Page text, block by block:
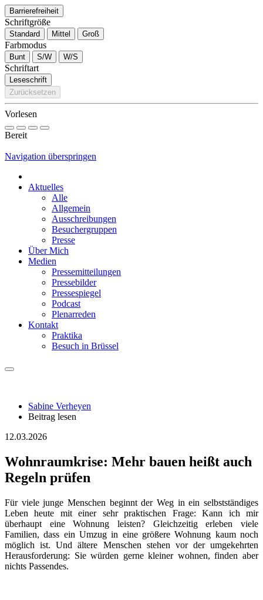
Barrierefreiheit
Schriftgröße
Standard Mittel Groß
Farbmodus
Bunt S/W W/S
Schriftart
Leseschrift
Zurücksetzen
Vorlesen
Bereit
Navigation überspringen
Aktuelles
Alle
Allgemein
Ausschreibungen
Besuchergruppen
Presse
Über Mich
Medien
Pressemitteilungen
Pressebilder
Pressespiegel
Podcast
Plenarreden
Kontakt
Praktika
Besuch in Brüssel
Sabine Verheyen
Beitrag lesen
12.03.2026
Wohnraumkrise: Mehr bauen heißt auch
Regeln prüfen
Für viele junge Menschen beginnt der Weg in ein selbstständiges
Leben heute mit einer sehr praktischen Frage: Kann ich mir
überhaupt eine Wohnung leisten? Gleichzeitig erleben viele
Familien, dass ein Umzug in eine größere Wohnung kaum noch
möglich ist. Und ältere Menschen stehen vor der umgekehrten
Herausforderung: Sie würden gerne kleiner wohnen, finden aber
nichts Passendes.